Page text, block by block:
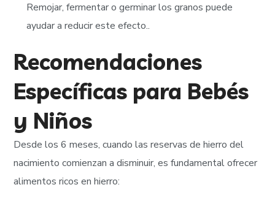
Remojar, fermentar o germinar los granos puede
ayudar a reducir este efecto..
Recomendaciones
Específicas para Bebés
y Niños
Desde los 6 meses, cuando las reservas de hierro del
nacimiento comienzan a disminuir, es fundamental ofrecer
alimentos ricos en hierro: